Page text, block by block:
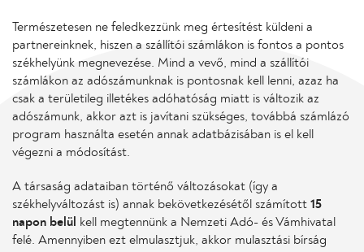
Természetesen ne feledkezzünk meg értesítést küldeni a
partnereinknek, hiszen a szállítói számlákon is fontos a pontos
székhelyünk megnevezése. Mind a vevő, mind a szállítói
számlákon az adószámunknak is pontosnak kell lenni, azaz ha
csak a területileg illetékes adóhatóság miatt is változik az
adószámunk, akkor azt is javítani szükséges, továbbá számlázó
program használta esetén annak adatbázisában is el kell
végezni a módosítást.
A társaság adataiban történő változásokat (így a
székhelyváltozást is) annak bekövetkezésétől számított 15
napon belül
kell megtennünk a Nemzeti Adó- és Vámhivatal
felé. Amennyiben ezt elmulasztjuk, akkor mulasztási bírság